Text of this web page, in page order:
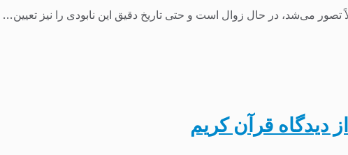
تصور می‌شد، در حال زوال است و حتی تاریخ دقیق این نابودی را نیز تعیین...
دیدگاه قرآن کریم